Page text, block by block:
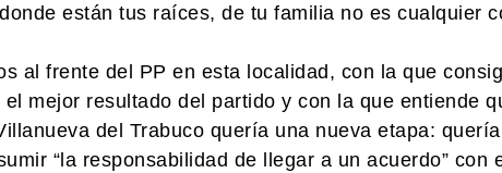
están tus raíces, de tu familia no es cualquier
al frente del PP en esta localidad, con la que
mejor resultado del partido y con la que entiende
del Trabuco quería una nueva etapa:
“la responsabilidad de llegar a un acuerdo” con